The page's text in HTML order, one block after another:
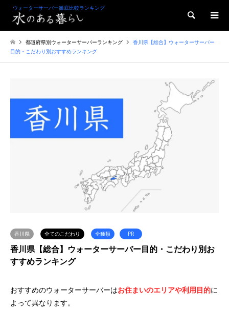
ウォーターサーバー徹底比較ランキング
検索
都道府県別ウォーターサーバーランキング
香川県【総合】ウォーターサーバー
目的・こだわり別おすすめランキング
香川県 全てのこだわり 全種類 PR
香川県【総合】ウォーターサーバー目的・こだわり別お
すすめランキング
おすすめのウォーターサーバーはお住まいのエリアや利用目的に
よって異なります。